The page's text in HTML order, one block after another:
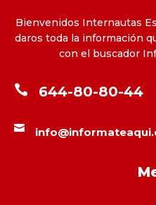
Bienvenidos Internautas
daros toda la información
con el buscador
 644-80-80-44
